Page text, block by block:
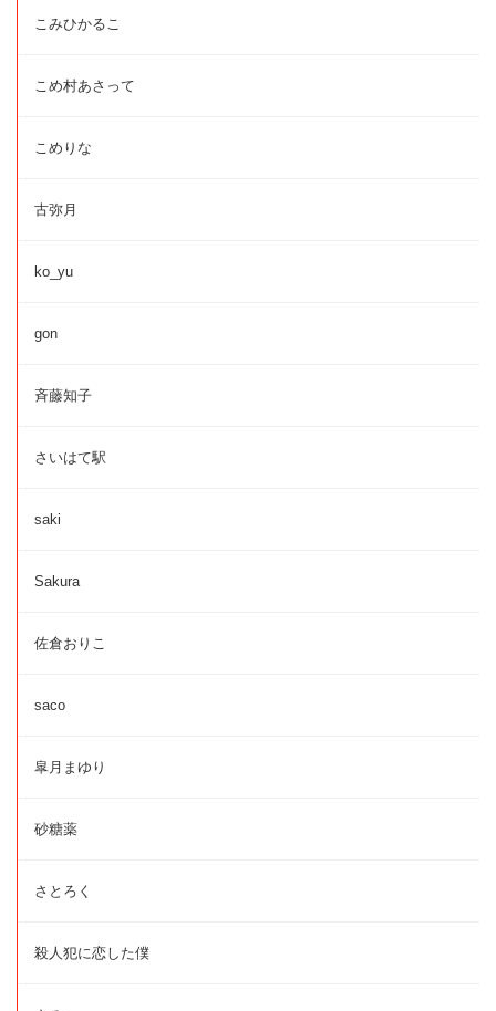
こみひかるこ
こめ村あさって
こめりな
古弥月
ko_yu
gon
斉藤知子
さいはて駅
saki
Sakura
佐倉おりこ
saco
皐月まゆり
砂糖薬
さとろく
殺人犯に恋した僕